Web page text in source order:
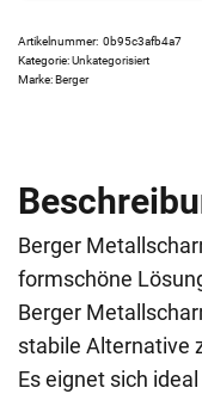
Artikelnummer: 0b95c3afb4a7
Kategorie:Unkategorisiert
Marke: Berger
Berger
formschöne
Berger
stabile Alternative
Es eignet sich